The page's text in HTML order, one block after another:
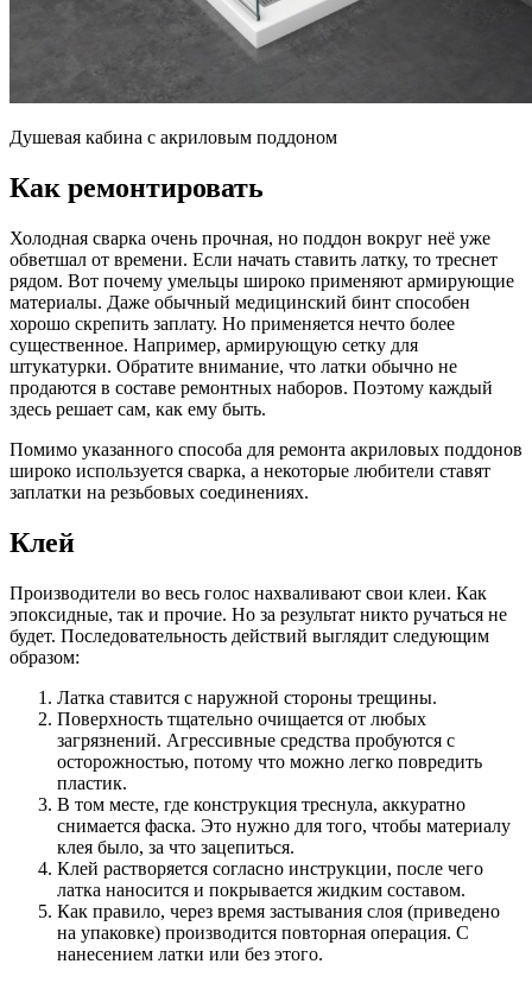
Душевая кабина с акриловым поддоном
Как ремонтировать
Холодная сварка очень прочная, но поддон вокруг неё уже
обветшал от времени. Если начать ставить латку, то треснет
рядом. Вот почему умельцы широко применяют армирующие
материалы. Даже обычный медицинский бинт способен
хорошо скрепить заплату. Но применяется нечто более
существенное. Например, армирующую сетку для
штукатурки. Обратите внимание, что латки обычно не
продаются в составе ремонтных наборов. Поэтому каждый
здесь решает сам, как ему быть.
Помимо указанного способа для ремонта акриловых поддонов
широко используется сварка, а некоторые любители ставят
заплатки на резьбовых соединениях.
Клей
Производители во весь голос нахваливают свои клеи. Как
эпоксидные, так и прочие. Но за результат никто ручаться не
будет. Последовательность действий выглядит следующим
образом:
Латка ставится с наружной стороны трещины.
Поверхность тщательно очищается от любых
загрязнений. Агрессивные средства пробуются с
осторожностью, потому что можно легко повредить
пластик.
В том месте, где конструкция треснула, аккуратно
снимается фаска. Это нужно для того, чтобы материалу
клея было, за что зацепиться.
Клей растворяется согласно инструкции, после чего
латка наносится и покрывается жидким составом.
Как правило, через время застывания слоя (приведено
на упаковке) производится повторная операция. С
нанесением латки или без этого.